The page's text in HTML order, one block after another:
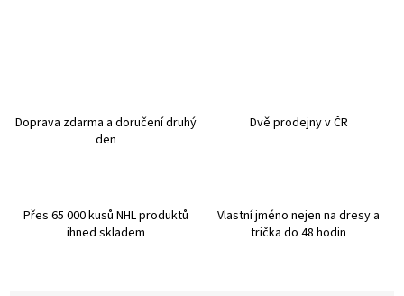
Doprava zdarma a doručení druhý
den
Dvě prodejny v ČR
Přes 65 000 kusů NHL produktů
ihned skladem
Vlastní jméno nejen na dresy a
trička do 48 hodin